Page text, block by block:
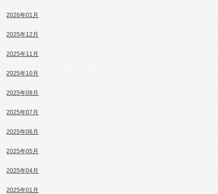
2026年01月
2025年12月
2025年11月
2025年10月
2025年08月
2025年07月
2025年06月
2025年05月
2025年04月
2025年01月